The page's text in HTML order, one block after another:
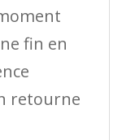
fin en
retourne